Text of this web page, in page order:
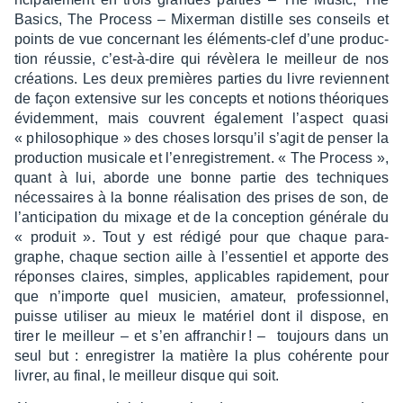
Basics, The Process – Mixer­man distille ses conseils et
points de vue concer­nant les éléments-clef d’une produc­
tion réus­sie, c’est-à-dire qui révè­lera le meilleur de nos
créa­tions. Les deux premières parties du livre reviennent
de façon exten­sive sur les concepts et notions théo­riques
évidem­ment, mais couvrent égale­ment l’as­pect quasi
« philo­so­phique » des choses lorsqu’il s’agit de penser la
produc­tion musi­cale et l’en­re­gis­tre­ment. « The Process »,
quant à lui, aborde une bonne partie des tech­niques
néces­saires à la bonne réali­sa­tion des prises de son, de
l’an­ti­ci­pa­tion du mixage et de la concep­tion géné­rale du
« produit ». Tout y est rédigé pour que chaque para­
graphe, chaque section aille à l’es­sen­tiel et apporte des
réponses claires, simples, appli­cables rapi­de­ment, pour
que n’im­porte quel musi­cien, amateur, profes­sion­nel,
puisse utili­ser au mieux le maté­riel dont il dispose, en
tirer le meilleur – et s’en affran­chir ! –
toujours dans un
seul but : enre­gis­trer la matière la plus cohé­rente pour
livrer, au final, le meilleur disque qui soit.